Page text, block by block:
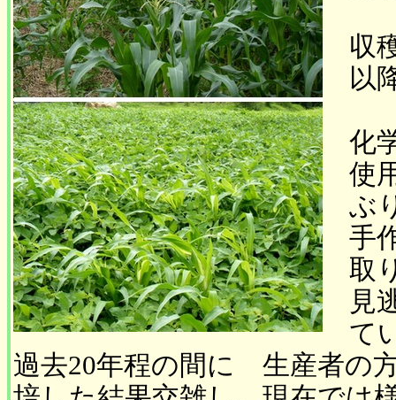
収
以
化
使
ぶ
手
取
見
て
過去20年程の間に 生産者の